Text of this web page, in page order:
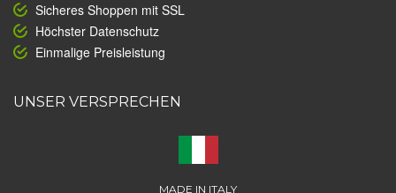
Sicheres Shoppen mit SSL
Höchster Datenschutz
Einmalige Preisleistung
UNSER VERSPRECHEN
MADE IN ITALY